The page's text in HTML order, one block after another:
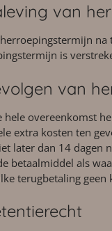
van
na
is
van
hele overeenkomst
extra kosten ten
later dan 14 dagen
betaalmiddel als
terugbetaling geen